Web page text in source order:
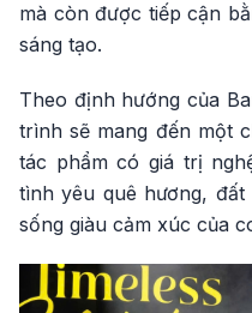
mà còn được tiếp cận
sáng tạo.
Theo định hướng của
trình sẽ mang đến một
tác phẩm có giá trị
tình yêu quê hương,
sống giàu cảm xúc của